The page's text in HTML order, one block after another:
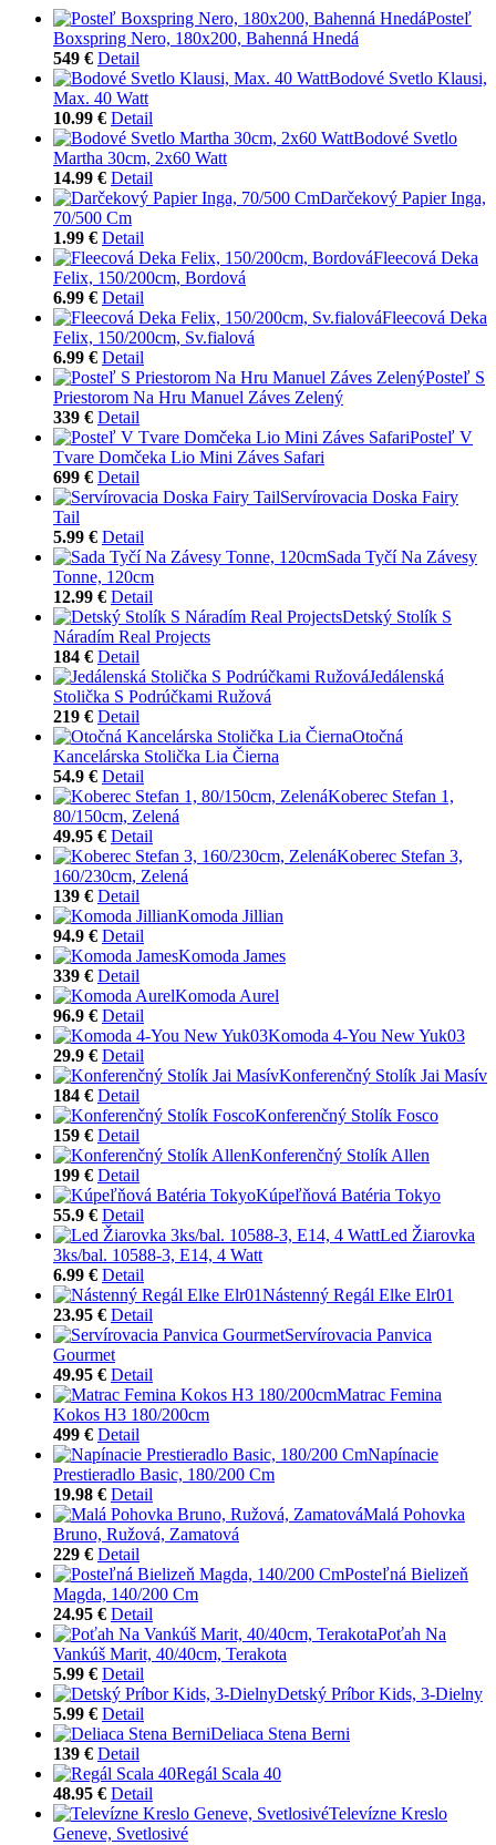
Posteľ
Boxspring Nero, 180x200, Bahenná Hnedá
549 € Detail
Bodové Svetlo Klausi,
Max. 40 Watt
10.99 € Detail
Bodové Svetlo
Martha 30cm, 2x60 Watt
14.99 € Detail
Darčekový Papier Inga,
70/500 Cm
1.99 € Detail
Fleecová Deka
Felix, 150/200cm, Bordová
6.99 € Detail
Fleecová Deka
Felix, 150/200cm, Sv.fialová
6.99 € Detail
Posteľ S
Priestorom Na Hru Manuel Záves Zelený
339 € Detail
Posteľ V
Tvare Domčeka Lio Mini Záves Safari
699 € Detail
Servírovacia Doska Fairy
Tail
5.99 € Detail
Sada Tyčí Na Závesy
Tonne, 120cm
12.99 € Detail
Detský Stolík S
Náradím Real Projects
184 € Detail
Jedálenská
Stolička S Podrúčkami Ružová
219 € Detail
Otočná
Kancelárska Stolička Lia Čierna
54.9 € Detail
Koberec Stefan 1,
80/150cm, Zelená
49.95 € Detail
Koberec Stefan 3,
160/230cm, Zelená
139 € Detail
Komoda Jillian
94.9 € Detail
Komoda James
339 € Detail
Komoda Aurel
96.9 € Detail
Komoda 4-You New Yuk03
29.9 € Detail
Konferenčný Stolík Jai Masív
184 € Detail
Konferenčný Stolík Fosco
159 € Detail
Konferenčný Stolík Allen
199 € Detail
Kúpeľňová Batéria Tokyo
55.9 € Detail
Led Žiarovka
3ks/bal. 10588-3, E14, 4 Watt
6.99 € Detail
Nástenný Regál Elke Elr01
23.95 € Detail
Servírovacia Panvica
Gourmet
49.95 € Detail
Matrac Femina
Kokos H3 180/200cm
499 € Detail
Napínacie
Prestieradlo Basic, 180/200 Cm
19.98 € Detail
Malá Pohovka
Bruno, Ružová, Zamatová
229 € Detail
Posteľná Bielizeň
Magda, 140/200 Cm
24.95 € Detail
Poťah Na
Vankúš Marit, 40/40cm, Terakota
5.99 € Detail
Detský Príbor Kids, 3-Dielny
5.99 € Detail
Deliaca Stena Berni
139 € Detail
Regál Scala 40
48.95 € Detail
Televízne Kreslo
Geneve, Svetlosivé